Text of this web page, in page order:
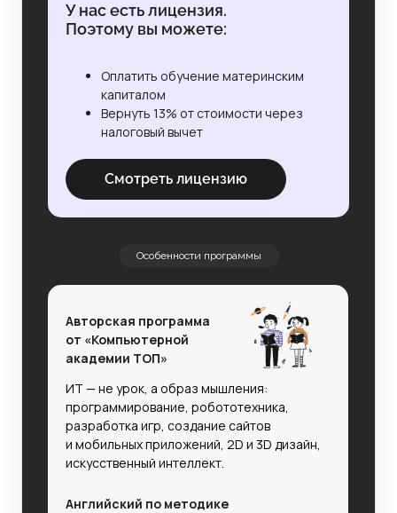
У нас есть лицензия.
Поэтому вы можете:
Оплатить обучение материнским
капиталом
Вернуть 13% от стоимости через
налоговый вычет
Особенности программы
Смотреть лицензию
Английский по методике
Авторская программа
от «Компьютерной
академии ТОП»
ИТ — не урок, а образ мышления:
программирование, робототехника,
разработка игр, создание сайтов
и мобильных приложений, 2D и 3D дизайн,
искусственный интеллект.